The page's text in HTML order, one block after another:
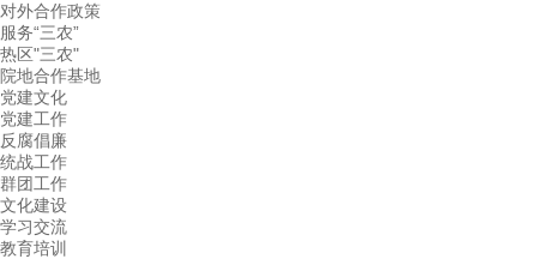
对外合作政策
服务“三农”
热区"三农"
院地合作基地
党建文化
党建工作
反腐倡廉
统战工作
群团工作
文化建设
学习交流
教育培训